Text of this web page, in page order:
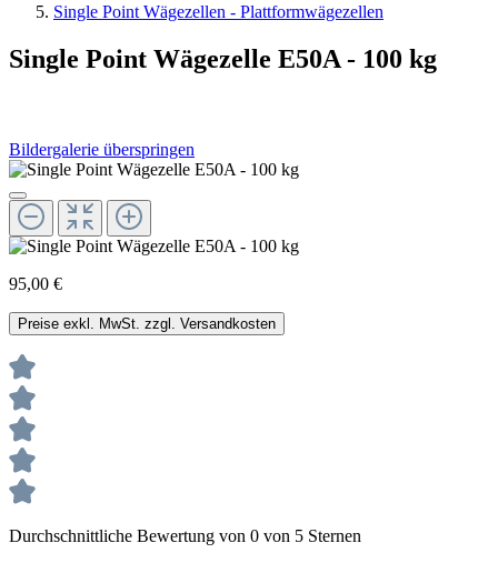
Single Point Wägezellen - Plattformwägezellen
Single Point Wägezelle E50A - 100 kg
Bildergalerie überspringen
95,00 €
Preise exkl. MwSt. zzgl. Versandkosten
Durchschnittliche Bewertung von 0 von 5 Sternen